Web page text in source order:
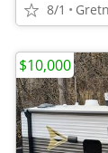
8/1
$10,000